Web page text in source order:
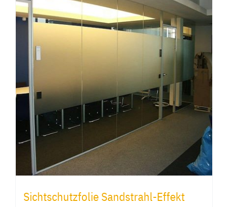
mehrere
Varianten
können
auf
der
Produktseite
gewählt
werden
Sichtschutzfolie Sandstrahl-Effekt